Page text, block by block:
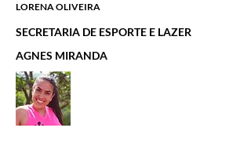
LORENA OLIVEIRA
SECRETARIA DE ESPORTE E LAZER
AGNES MIRANDA